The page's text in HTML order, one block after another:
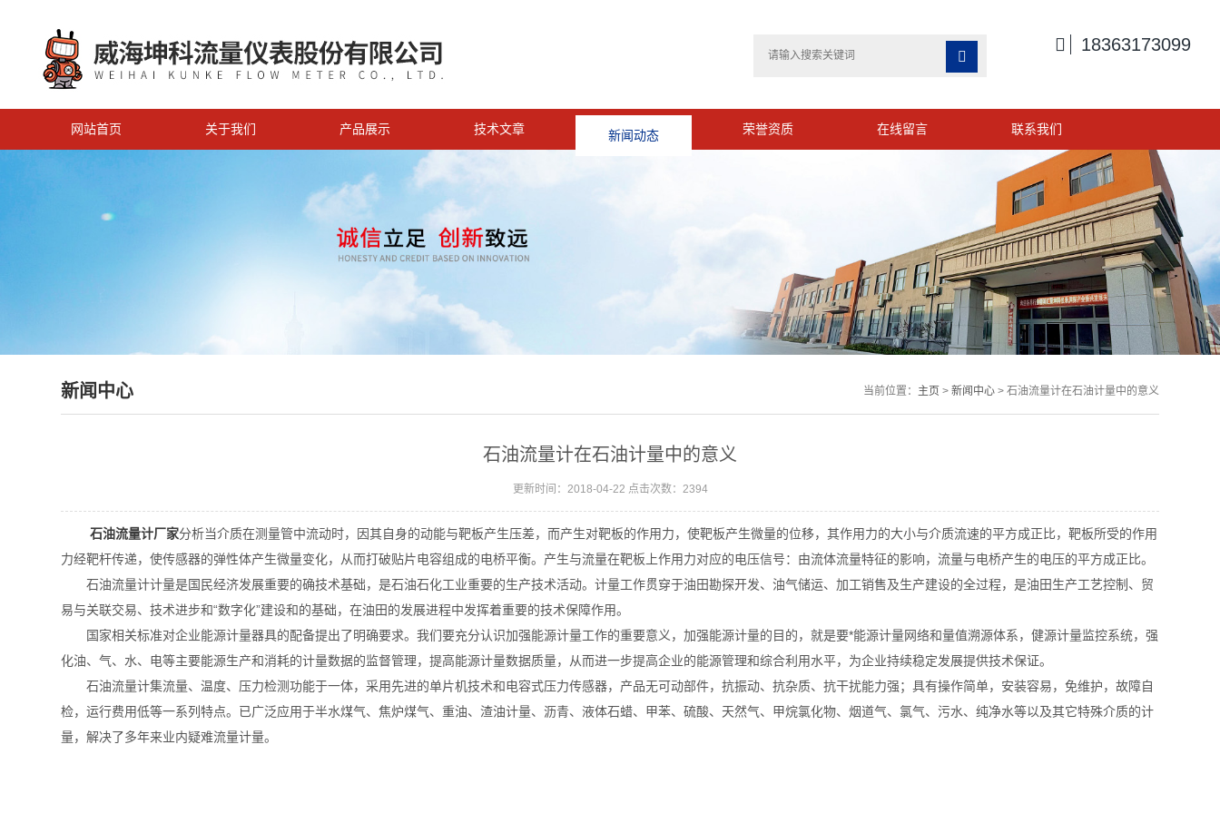

 18363173099
网站首页 关于我们 产品展示 技术文章 新闻动态 荣誉资质 在线留言 联系我们
新闻中心 当前位置： 主页 > 新闻中心> 石油流量计在石油计量中的意义
石油流量计在石油计量中的意义
更新时间：2018-04-22 点击次数：2394
石油流量计厂家分析当介质在测量管中流动时，因其自身的动能与靶板产生压差，而产生对靶板的作用力，使靶板产生微量的位移，其作用力的大小与介质流速的平方成正比，靶板所受的作用
力经靶杆传递，使传感器的弹性体产生微量变化，从而打破贴片电容组成的电桥平衡。产生与流量在靶板上作用力对应的电压信号：由流体流量特征的影响，流量与电桥产生的电压的平方成正比。
石油流量计计量是国民经济发展重要的确技术基础，是石油石化工业重要的生产技术活动。计量工作贯穿于油田勘探开发、油气储运、加工销售及生产建设的全过程，是油田生产工艺控制、贸
易与关联交易、技术进步和“数字化”建设和的基础，在油田的发展进程中发挥着重要的技术保障作用。
国家相关标准对企业能源计量器具的配备提出了明确要求。我们要充分认识加强能源计量工作的重要意义，加强能源计量的目的，就是要*能源计量网络和量值溯源体系，健源计量监控系统，强
化油、气、水、电等主要能源生产和消耗的计量数据的监督管理，提高能源计量数据质量，从而进一步提高企业的能源管理和综合利用水平，为企业持续稳定发展提供技术保证。
石油流量计集流量、温度、压力检测功能于一体，采用先进的单片机技术和电容式压力传感器，产品无可动部件，抗振动、抗杂质、抗干扰能力强；具有操作简单，安装容易，免维护，故障自
检，运行费用低等一系列特点。已广泛应用于半水煤气、焦炉煤气、重油、渣油计量、沥青、液体石蜡、甲苯、硫酸、天然气、甲烷氯化物、烟道气、氯气、污水、纯净水等以及其它特殊介质的计
量，解决了多年来业内疑难流量计量。